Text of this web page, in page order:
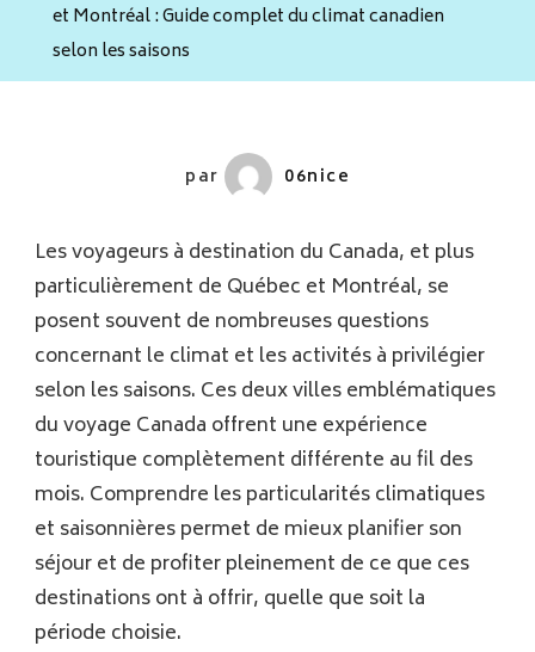
et Montréal : Guide complet du climat canadien
selon les saisons
par 06nice
Les voyageurs à destination du Canada, et plus
particulièrement de Québec et Montréal, se
posent souvent de nombreuses questions
concernant le climat et les activités à privilégier
selon les saisons. Ces deux villes emblématiques
du voyage Canada offrent une expérience
touristique complètement différente au fil des
mois. Comprendre les particularités climatiques
et saisonnières permet de mieux planifier son
séjour et de profiter pleinement de ce que ces
destinations ont à offrir, quelle que soit la
période choisie.